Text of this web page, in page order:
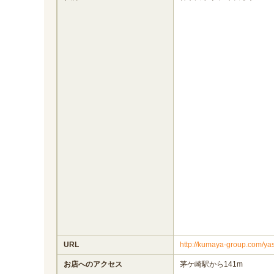
URL http://kumaya-group.com/
お店へのアクセス 茅ケ崎駅から141m